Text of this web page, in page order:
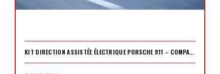
KIT DIRECTION ASSISTÉE ÉLECTRIQUE PORSCHE 911 – COMPATIBLE ET INVISIBLE